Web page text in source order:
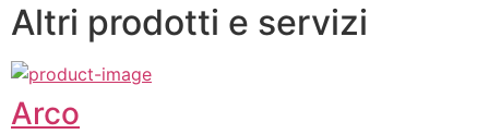
Altri prodotti e servizi
Arco